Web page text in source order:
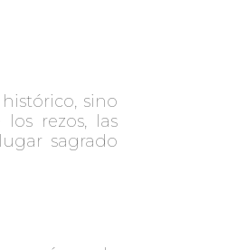
sino
rezos, las
sagrado